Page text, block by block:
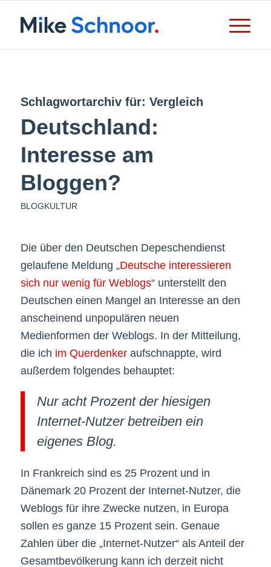
Schlagwortarchiv für: Vergleich
Deutschland:
Interesse am
Bloggen?
BLOGKULTUR
Die über den Deutschen Depeschendienst
gelaufene Meldung „Deutsche interessieren
sich nur wenig für Weblogs“ unterstellt den
Deutschen einen Mangel an Interesse an den
anscheinend unpopulären neuen
Medienformen der Weblogs. In der Mitteilung,
die ich im Querdenkeraufschnappte, wird
außerdem folgendes behauptet:
Nur acht Prozent der hiesigen
Internet-Nutzer betreiben ein
eigenes Blog.
In Frankreich sind es 25 Prozent und in
Dänemark 20 Prozent der Internet-Nutzer, die
Weblogs für ihre Zwecke nutzen, in Europa
sollen es ganze 15 Prozent sein. Genaue
Zahlen über die „Internet-Nutzer“ als Anteil der
Gesamtbevölkerung kann ich derzeit nicht